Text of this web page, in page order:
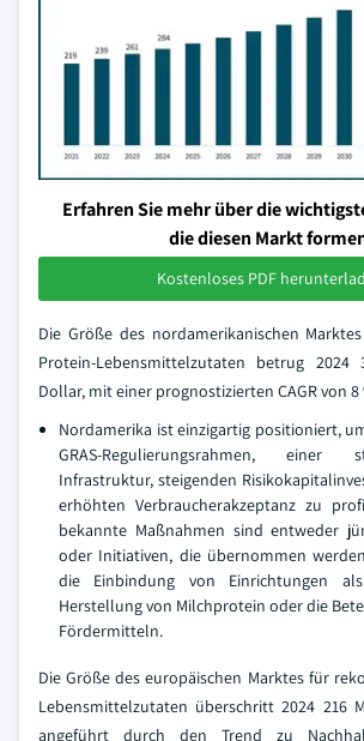
Erfahren Sie mehr über die
die diesen Markt
Kostenloses PDF
Die Größe des nordamerikanischen
Protein-Lebensmittelzutaten betrug 2024
Dollar, mit einer prognostizierten CAGR von 8
Nordamerika ist einzigartig positioniert,
GRAS-Regulierungsrahmen, einer
Infrastruktur, steigenden
erhöhten Verbraucherakzeptanz zu
bekannte Maßnahmen sind entweder
oder Initiativen, die übernommen
die Einbindung von Einrichtungen
Herstellung von Milchprotein oder die
Fördermitteln.
Die Größe des europäischen Marktes für
Lebensmittelzutaten überschritt 2024 216
angeführt durch den Trend zu